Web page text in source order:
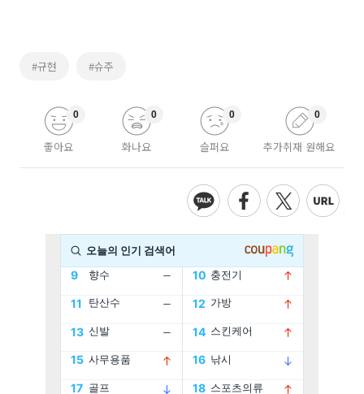
#규현 #슈주
좋아요
0
화나요
0
슬퍼요
0
추가취재 원해요
0